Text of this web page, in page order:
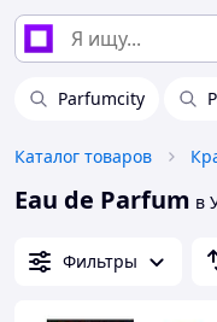
Parfumcity
Каталог товаров
Eau de Parfum в
Фильтры